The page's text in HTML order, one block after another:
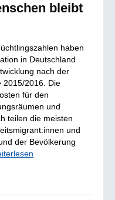
bleibt
haben
in Deutschland
nach der
2015/2016. Die
für den
und
teilen die meisten
und
der Bevölkerung